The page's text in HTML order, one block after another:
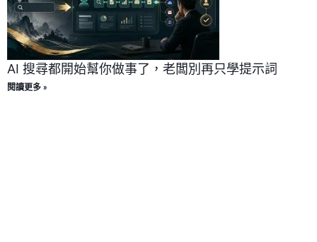
AI 搜尋都開始幫你做事了，老闆別再只學提示詞
閱讀更多 »